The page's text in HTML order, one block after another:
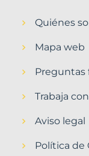
Quiénes
Mapa web
Preguntas
Trabaja
Aviso legal
Política de